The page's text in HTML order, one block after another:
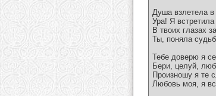
Душа взлетела в
Ура! Я встретила
В твоих глазах
Ты, поняла
Тебе доверю я
Бери, целуй,
Произношу я те
Любовь моя, я